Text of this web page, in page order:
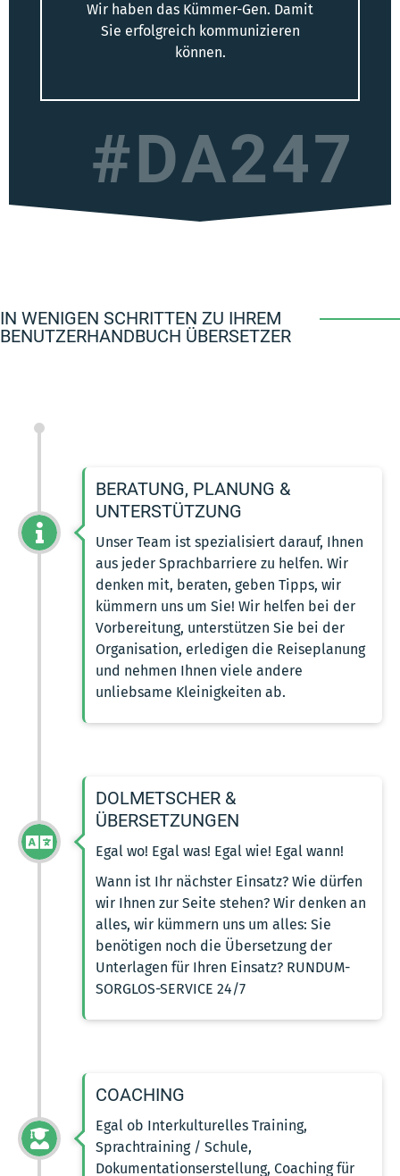
Wir haben das Kümmer-Gen. Damit
Sie erfolgreich kommunizieren
können.
#DA247
IN WENIGEN SCHRITTEN ZU IHREM
BENUTZERHANDBUCH ÜBERSETZER
BERATUNG, PLANUNG &
UNTERSTÜTZUNG
Unser Team ist spezialisiert darauf, Ihnen
aus jeder Sprachbarriere zu helfen. Wir
denken mit, beraten, geben Tipps, wir
kümmern uns um Sie! Wir helfen bei der
Vorbereitung, unterstützen Sie bei der
Organisation, erledigen die Reiseplanung
und nehmen Ihnen viele andere
unliebsame Kleinigkeiten ab.
DOLMETSCHER &
ÜBERSETZUNGEN
Egal wo! Egal was! Egal wie! Egal wann!
Wann ist Ihr nächster Einsatz? Wie dürfen
wir Ihnen zur Seite stehen? Wir denken an
alles, wir kümmern uns um alles: Sie
benötigen noch die Übersetzung der
Unterlagen für Ihren Einsatz? RUNDUM-
SORGLOS-SERVICE 24/7
COACHING
Egal ob Interkulturelles Training,
Sprachtraining / Schule,
Dokumentationserstellung, Coaching für